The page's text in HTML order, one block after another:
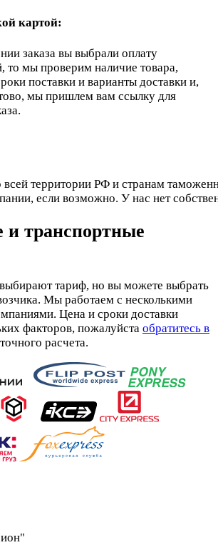
картой:
заказа вы выбрали оплату
то мы проверим наличие товара,
поставки и варианты доставки и,
мы пришлем вам ссылку для
всей территории РФ и странам
если возможно. У нас нет
и транспортные
тариф, но вы можете выбрать
Мы работаем с несколькими
Цена и сроки доставки
факторов, пожалуйста обратитесь в
расчета.